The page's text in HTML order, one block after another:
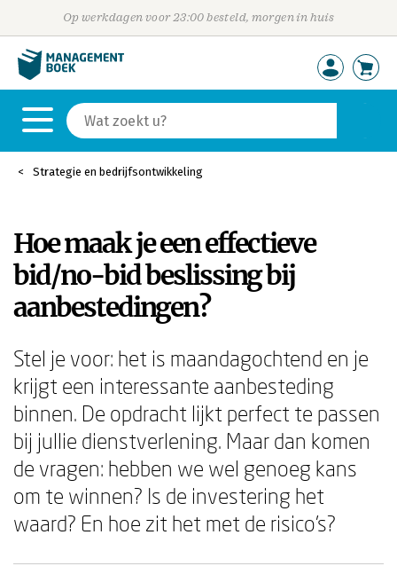
Op werkdagen voor 23:00 besteld, morgen in huis
Strategie en bedrijfsontwikkeling
Hoe maak je een effectieve
bid/no-bid beslissing bij
aanbestedingen?
Stel je voor: het is maandagochtend en je
krijgt een interessante aanbesteding
binnen. De opdracht lijkt perfect te passen
bij jullie dienstverlening. Maar dan komen
de vragen: hebben we wel genoeg kans
om te winnen? Is de investering het
waard? En hoe zit het met de risico's?